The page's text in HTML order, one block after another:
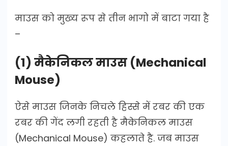
माउस को मुख्य रूप से तीन भागो में बाटा गया है
–
(1) मैकेनिकल माउस (Mechanical
Mouse)
ऐसे माउस जिनके निचले हिस्से में रबर की एक
रबर की गेंद लगी रहती है मैकेनिकल माउस
(Mechanical Mouse) कहलाते है. जब माउस